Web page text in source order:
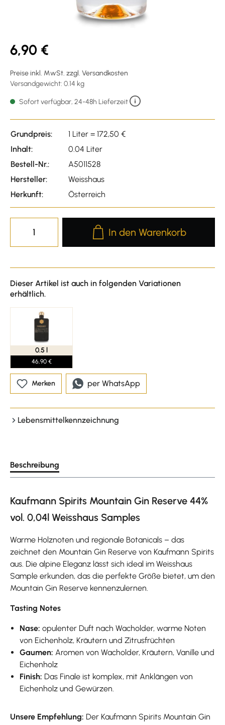
6,90 €
Preise inkl. MwSt. zzgl. Versandkosten
Versandgewicht: 0.14 kg
Sofort verfügbar, 24-48h Lieferzeit
Grundpreis:
1 Liter = 172,50 €
Inhalt:
0.04 Liter
Bestell-Nr.:
A5011528
Hersteller:
Weisshaus
Herkunft:
Österreich
Produkt Anzahl: Gib den
In den Warenkorb
Dieser Artikel ist auch in folgenden Variationen
erhältlich.
0.5 l
46,90 €
Merken per WhatsApp
Lebensmittelkennzeichnung
Beschreibung
Kaufmann Spirits Mountain Gin Reserve 44%
vol. 0,04l Weisshaus Samples
Warme Holznoten und regionale Botanicals – das
zeichnet den Mountain Gin Reserve von Kaufmann Spirits
aus. Die alpine Eleganz lässt sich ideal im Weisshaus
Sample erkunden, das die perfekte Größe bietet, um den
Mountain Gin Reserve kennenzulernen.
Tasting Notes
Nase: opulenter Duft nach Wacholder, warme Noten
von Eichenholz, Kräutern und Zitrusfrüchten
Gaumen: Aromen von Wacholder, Kräutern, Vanille und
Eichenholz
Finish: Das Finale ist komplex, mit Anklängen von
Eichenholz und Gewürzen.
Unsere Empfehlung: Der Kaufmann Spirits Mountain Gin